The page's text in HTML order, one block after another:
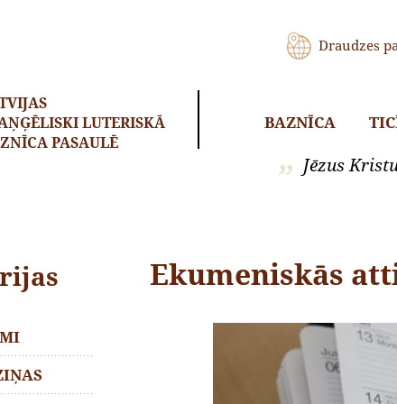
LUTERISKĀ
PASAULĒ
Draudzes
BAZNĪCA
Jēzus
Ekumeniskās